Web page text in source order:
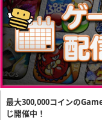
最大300,000コインの
じ開催中！